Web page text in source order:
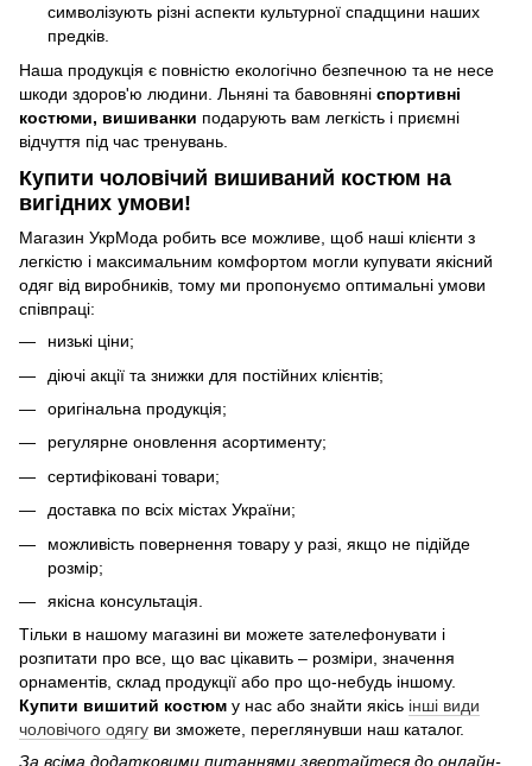
символізують різні аспекти культурної спадщини наших
предків.
Наша продукція є повністю екологічно безпечною та не несе
шкоди здоров'ю людини. Льняні та бавовняні спортивні
костюми, вишиванки подарують вам легкість і приємні
відчуття під час тренувань.
Купити чоловічий вишиваний костюм на
вигідних умови!
Магазин УкрМода робить все можливе, щоб наші клієнти з
легкістю і максимальним комфортом могли купувати якісний
одяг від виробників, тому ми пропонуємо оптимальні умови
співпраці:
низькі ціни;
діючі акції та знижки для постійних клієнтів;
оригінальна продукція;
регулярне оновлення асортименту;
сертифіковані товари;
доставка по всіх містах України;
можливість повернення товару у разі, якщо не підійде
розмір;
якісна консультація.
Тільки в нашому магазині ви можете зателефонувати і
розпитати про все, що вас цікавить – розміри, значення
орнаментів, склад продукції або про що-небудь іншому.
Купити вишитий костюм у нас або знайти якісь інші види
чоловічого одягу ви зможете, переглянувши наш каталог.
За всіма додатковими питаннями звертайтеся до онлайн-